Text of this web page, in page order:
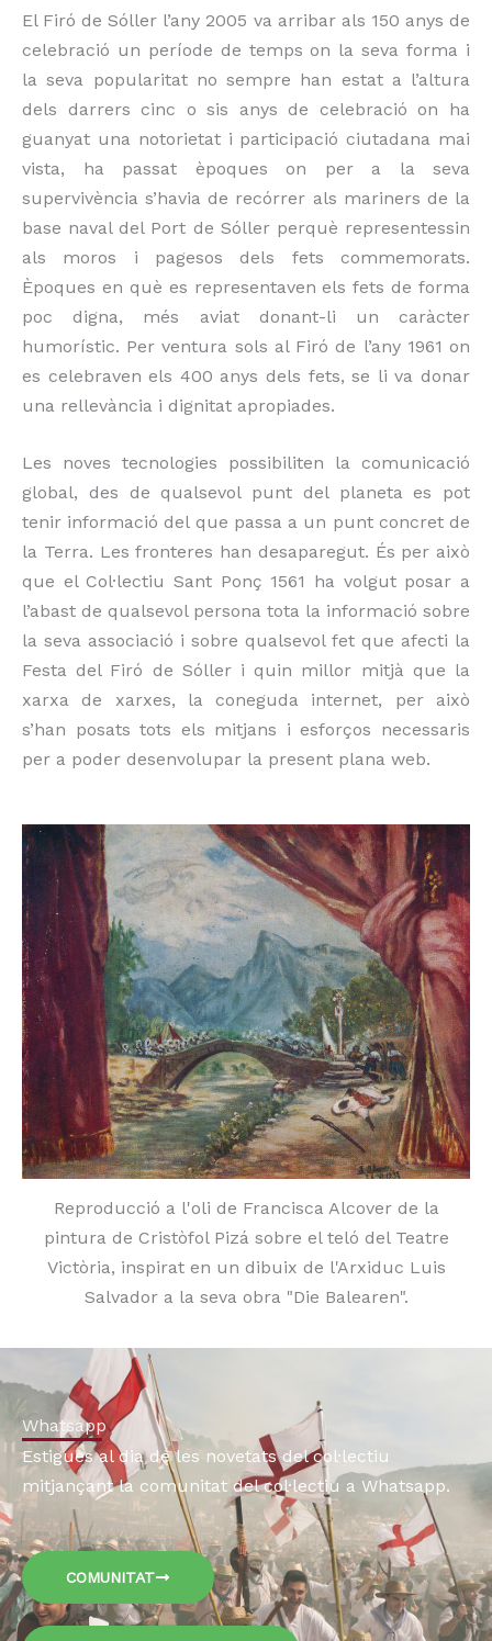
El Firó de Sóller l’any 2005 va arribar als 150 anys de
celebració un període de temps on la seva forma i
la seva popularitat no sempre han estat a l’altura
dels darrers cinc o sis anys de celebració on ha
guanyat una notorietat i participació ciutadana mai
vista, ha passat èpoques on per a la seva
supervivència s’havia de recórrer als mariners de la
base naval del Port de Sóller perquè representessin
als moros i pagesos dels fets commemorats.
Èpoques en què es representaven els fets de forma
poc digna, més aviat donant-li un caràcter
humorístic. Per ventura sols al Firó de l’any 1961 on
es celebraven els 400 anys dels fets, se li va donar
una rellevància i dignitat apropiades.
Les noves tecnologies possibiliten la comunicació
global, des de qualsevol punt del planeta es pot
tenir informació del que passa a un punt concret de
la Terra. Les fronteres han desaparegut. És per això
que el Col·lectiu Sant Ponç 1561 ha volgut posar a
l’abast de qualsevol persona tota la informació sobre
la seva associació i sobre qualsevol fet que afecti la
Festa del Firó de Sóller i quin millor mitjà que la
xarxa de xarxes, la coneguda internet, per això
s’han posats tots els mitjans i esforços necessaris
per a poder desenvolupar la present plana web.
Reproducció a l'oli de Francisca Alcover de la
pintura de Cristòfol Pizá sobre el teló del Teatre
Victòria, inspirat en un dibuix de l'Arxiduc Luis
Salvador a la seva obra "Die Balearen".
Whatsapp
Estigues al dia de les novetats del col·lectiu
mitjançant la comunitat del col·lectiu a Whatsapp.
COMUNITAT